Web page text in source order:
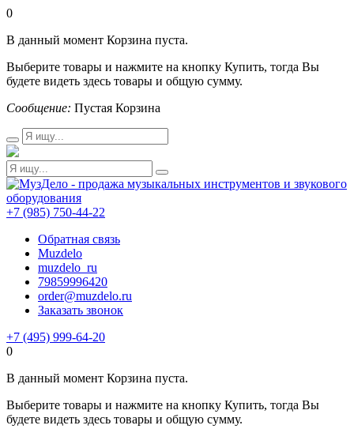
0
В данный момент Корзина пуста.
Выберите товары и нажмите на кнопку Купить, тогда Вы
будете видеть здесь товары и общую сумму.
Сообщение: Пустая Корзина
+7 (985) 750-44-22
Обратная связь
Muzdelo
muzdelo_ru
79859996420
order@muzdelo.ru
Заказать звонок
+7 (495) 999-64-20
0
В данный момент Корзина пуста.
Выберите товары и нажмите на кнопку Купить, тогда Вы
будете видеть здесь товары и общую сумму.